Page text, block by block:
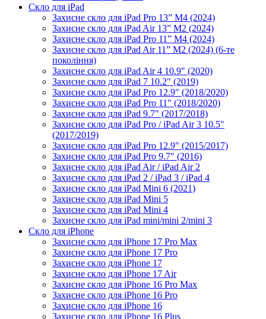
Скло для iPad
Захисне скло для iPad Pro 13” M4 (2024)
Захисне скло для iPad Air 13” M2 (2024)
Захисне скло для iPad Pro 11” M4 (2024)
Захисне скло для iPad Air 11” M2 (2024) (6-те
покоління)
Захисне скло для iPad Air 4 10.9" (2020)
Захисне скло для iPad 7 10.2" (2019)
Захисне скло для iPad Pro 12.9" (2018/2020)
Захисне скло для iPad Pro 11" (2018/2020)
Захисне скло для iPad 9.7" (2017/2018)
Захисне скло для iPad Pro / iPad Air 3 10.5"
(2017/2019)
Захисне скло для iPad Pro 12.9" (2015/2017)
Захисне скло для iPad Pro 9.7" (2016)
Захисне скло для iPad Air / iPad Air 2
Захисне скло для iPad 2 / iPad 3 / iPad 4
Захисне скло для iPad Mini 6 (2021)
Захисне скло для iPad Mini 5
Захисне скло для iPad Mini 4
Захисне скло для iPad mini/mini 2/mini 3
Скло для iPhone
Захисне скло для iPhone 17 Pro Max
Захисне скло для iPhone 17 Pro
Захисне скло для iPhone 17
Захисне скло для iPhone 17 Air
Захисне скло для iPhone 16 Pro Max
Захисне скло для iPhone 16 Pro
Захисне скло для iPhone 16
Захисне скло для iPhone 16 Plus